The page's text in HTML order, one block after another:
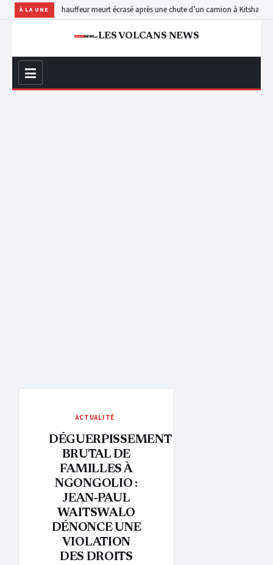
À LA UNE
jeune aide-chauffeur meurt écrasé après une chute d’un camion à Kitshanga
LES VOLCANS NEWS
ACTUALITÉ
DÉGUERPISSEMENT
BRUTAL DE
FAMILLES À
NGONGOLIO :
JEAN-PAUL
WAITSWALO
DÉNONCE UNE
VIOLATION
DES DROITS